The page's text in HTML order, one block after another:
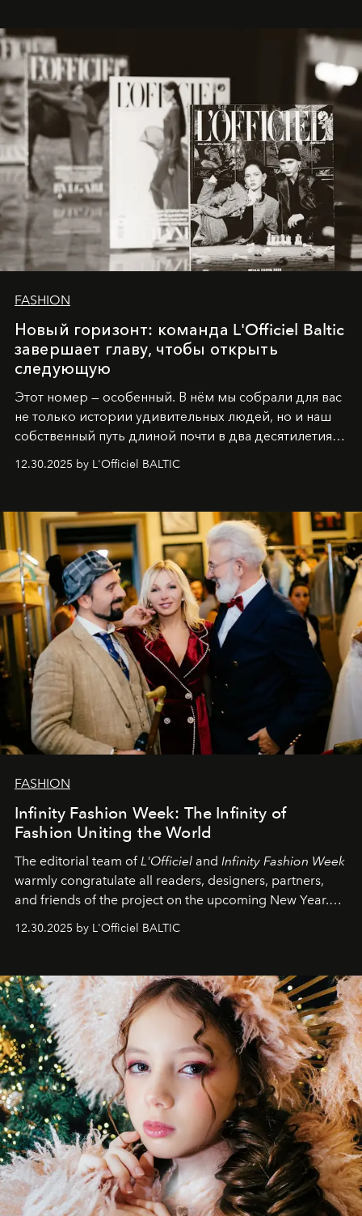
framework where creativity, commerce, and culture
converge with surgical precision.
FASHION
Новый горизонт: команда L'Officiel Baltic
завершает главу, чтобы открыть
следующую
Этот номер — особенный. В нём мы собрали для вас
не только истории удивительных людей, но и наш
собственный путь длиной почти в два десятилетия.
души говорим спасибо каждому, кто был с нами все
самыми искренними пожеланиями и теплом, ваша
командаL’Officiel Baltic .
12.30.2025 by L'Officiel BALTIC
FASHION
Infinity Fashion Week: The Infinity of
Fashion Uniting the World
The editorial team of L'Officiel and Infinity Fashion Week
warmly congratulate all readers, designers, partners,
and friends of the project on the upcoming New Year.
achievements.
12.30.2025 by L'Officiel BALTIC